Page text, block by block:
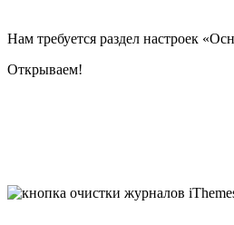
Нам требуется раздел настроек
Открываем!